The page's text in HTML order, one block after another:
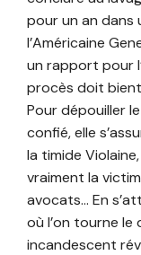
pour un an dans
l’Américaine
un rapport pour
procès doit
Pour dépouiller
confié, elle
la timide
vraiment la
avocats… En
où l’on tourne le
incandescent